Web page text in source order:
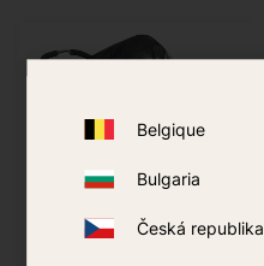
Belgique
Bulgaria
Česká republika